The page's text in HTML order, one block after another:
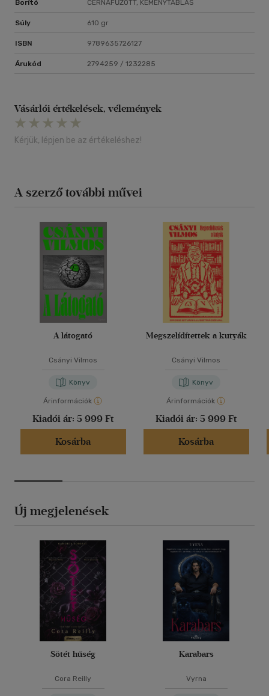
Borító CÉRNAFŰZÖTT, KEMÉNYTÁBLÁS
Súly 610 gr
ISBN 9789635726127
Árukód 2794259 / 1232285
Vásárlói értékelések, vélemények
Kérjük, lépjen be az értékeléshez!
A szerző további művei
A látogató
Csányi Vilmos
Könyv
Árinformációk
Kiadói ár: 5 999 Ft
Kosárba
Megszelídítettek a kutyák
Csányi Vilmos
Könyv
Árinformációk
Kiadói ár: 5 999 Ft
Kosárba
Új megjelenések
Sötét hűség
Cora Reilly
Karabars
Vyrna